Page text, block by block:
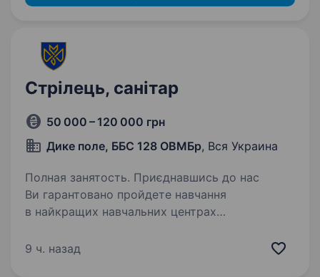
Стрілець, санітар
50 000 – 120 000 грн
Дике поле, ББС 128 ОВМБр, Вся Украина
Полная занятость. Приєднавшись до нас
Ви гарантовано пройдете навчання
в найкращих навчальних центрах
Переваги військової служби: ти стаєш
9 ч. назад